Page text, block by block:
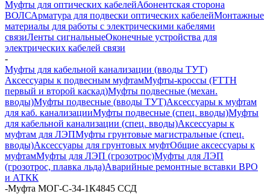
Муфты для оптических кабелейАбонентская сторона
ВОЛСАрматура для подвески оптических кабелейМонтажные
материалы для работы с электрическими кабелями
связиЛенты сигнальныеОконечные устройства для
электрических кабелей связи
-
Муфты для кабельной канализации (вводы ТУТ)
Аксессуары к подвесным муфтамМуфты-кроссы (FTTH
первый и второй каскад)Муфты подвесные (механ.
вводы)Муфты подвесные (вводы ТУТ)Аксессуары к муфтам
для каб. канализацииМуфты подвесные (спец. вводы)Муфты
для кабельной канализации (спец. вводы)Аксессуары к
муфтам для ЛЭПМуфты грунтовые магистральные (спец.
вводы)Аксессуары для грунтовых муфтОбщие аксессуары к
муфтамМуфты для ЛЭП (грозотрос)Муфты для ЛЭП
(грозотрос, плавка льда)Аварийные ремонтные вставки ВРО
и АТКК
-Муфта МОГ-С-34-1К4845 ССД